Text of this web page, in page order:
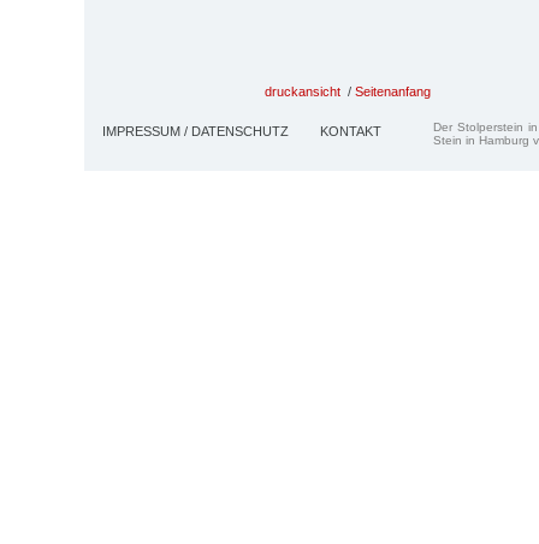
druckansicht / Seitenanfang
IMPRESSUM / DATENSCHUTZ KONTAKT
Der Stolperstein
Stein in Hamburg